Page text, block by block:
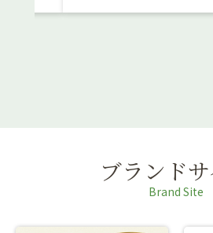
ブランドサ
Brand Site